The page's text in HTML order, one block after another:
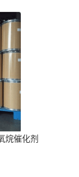
烷催化剂